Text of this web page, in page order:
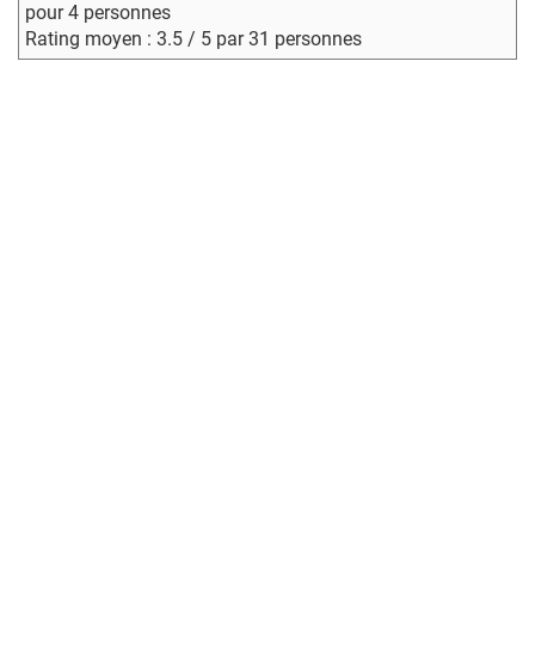
pour 4 personnes
Rating moyen : 3.5 / 5 par 31 personnes